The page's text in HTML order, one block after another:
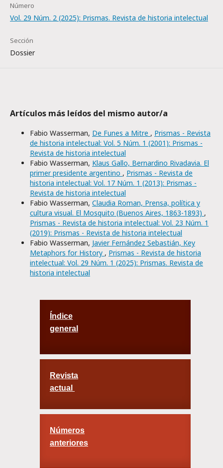
Número
Vol. 29 Núm. 2 (2025): Prismas. Revista de historia intelectual
Sección
Dossier
Artículos más leídos del mismo autor/a
Fabio Wasserman, De Funes a Mitre , Prismas - Revista
de historia intelectual: Vol. 5 Núm. 1 (2001): Prismas -
Revista de historia intelectual
Fabio Wasserman, Klaus Gallo, Bernardino Rivadavia. El
primer presidente argentino , Prismas - Revista de
historia intelectual: Vol. 17 Núm. 1 (2013): Prismas -
Revista de historia intelectual
Fabio Wasserman, Claudia Roman, Prensa, política y
cultura visual. El Mosquito (Buenos Aires, 1863-1893) ,
Prismas - Revista de historia intelectual: Vol. 23 Núm. 1
(2019): Prismas - Revista de historia intelectual
Fabio Wasserman, Javier Fernández Sebastián, Key
Metaphors for History , Prismas - Revista de historia
intelectual: Vol. 29 Núm. 1 (2025): Prismas. Revista de
historia intelectual
Índice
general
Revista
actual
Números
anteriores